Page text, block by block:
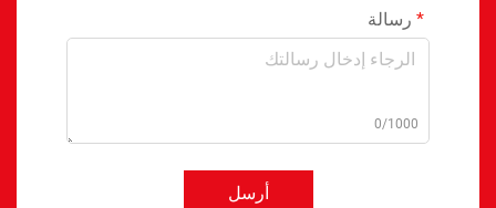
رسالة
0/1000
أرسل